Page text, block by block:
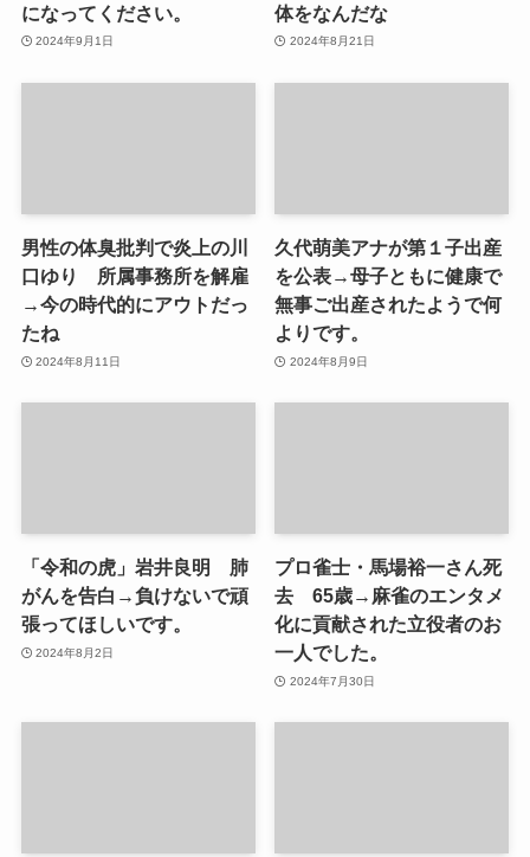
になってください。
2024年9月1日
体をなんだな
2024年8月21日
男性の体臭批判で炎上の川
口ゆり 所属事務所を解雇
→今の時代的にアウトだっ
たね
2024年8月11日
久代萌美アナが第１子出産
を公表→母子ともに健康で
無事ご出産されたようで何
よりです。
2024年8月9日
「令和の虎」岩井良明 肺
がんを告白→負けないで頑
張ってほしいです。
2024年8月2日
プロ雀士・馬場裕一さん死
去 65歳→麻雀のエンタメ
化に貢献された立役者のお
一人でした。
2024年7月30日